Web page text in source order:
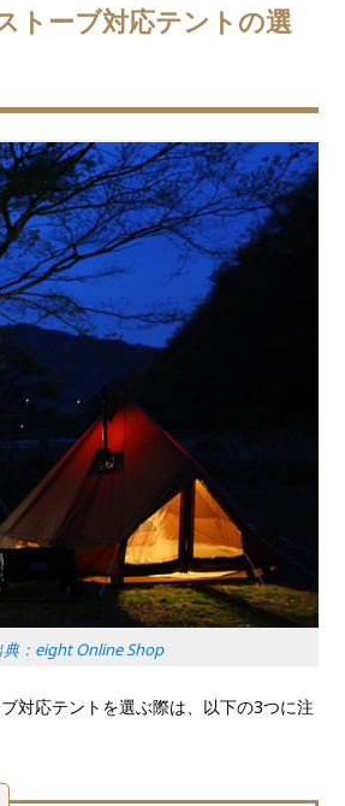
トーブ対応テントの選
典：eight Online Shop
対応テントを選ぶ際は、以下の3つに注